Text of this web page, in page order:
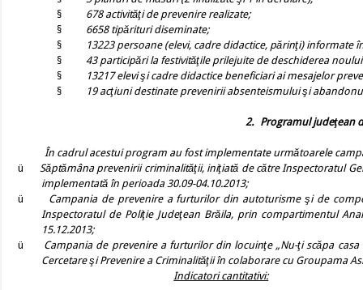
§
678 activităţi de prevenire realizate;
§
6658 tipărituri diseminate;
§
13223 persoane (elevi, cadre didactice, părinţi) informate
§
43 participări la festivităţile prilejuite de deschiderea
§
13217 elevi şi cadre didactice beneficiari ai mesajelor
§
19 acţiuni destinate prevenirii absenteismului şi
2. Programul judeţean
În cadrul acestui program au fost implementate următoarele
ü
Săptămâna prevenirii criminalităţii, iniţiată de către Inspectoratul
implementată în perioada 30.09-04.10.2013;
ü
Campania de prevenire a furturilor din autoturisme şi de
Inspectoratul de Poliţie Judeţean Brăila, prin compartimentul
15.12.2013;
ü
Campania de prevenire a furturilor din locuinţe „Nu-ţi scăpa
Cercetare şi Prevenire a Criminalităţii în colaborare cu Groupama
Indicatori cantitativi: